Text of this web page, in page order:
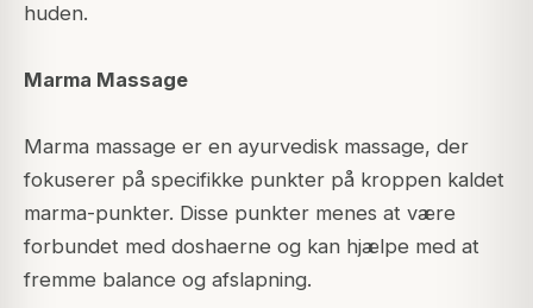
huden.
Marma Massage
Marma massage er en ayurvedisk massage, der
fokuserer på specifikke punkter på kroppen kaldet
marma-punkter. Disse punkter menes at være
forbundet med doshaerne og kan hjælpe med at
fremme balance og afslapning.